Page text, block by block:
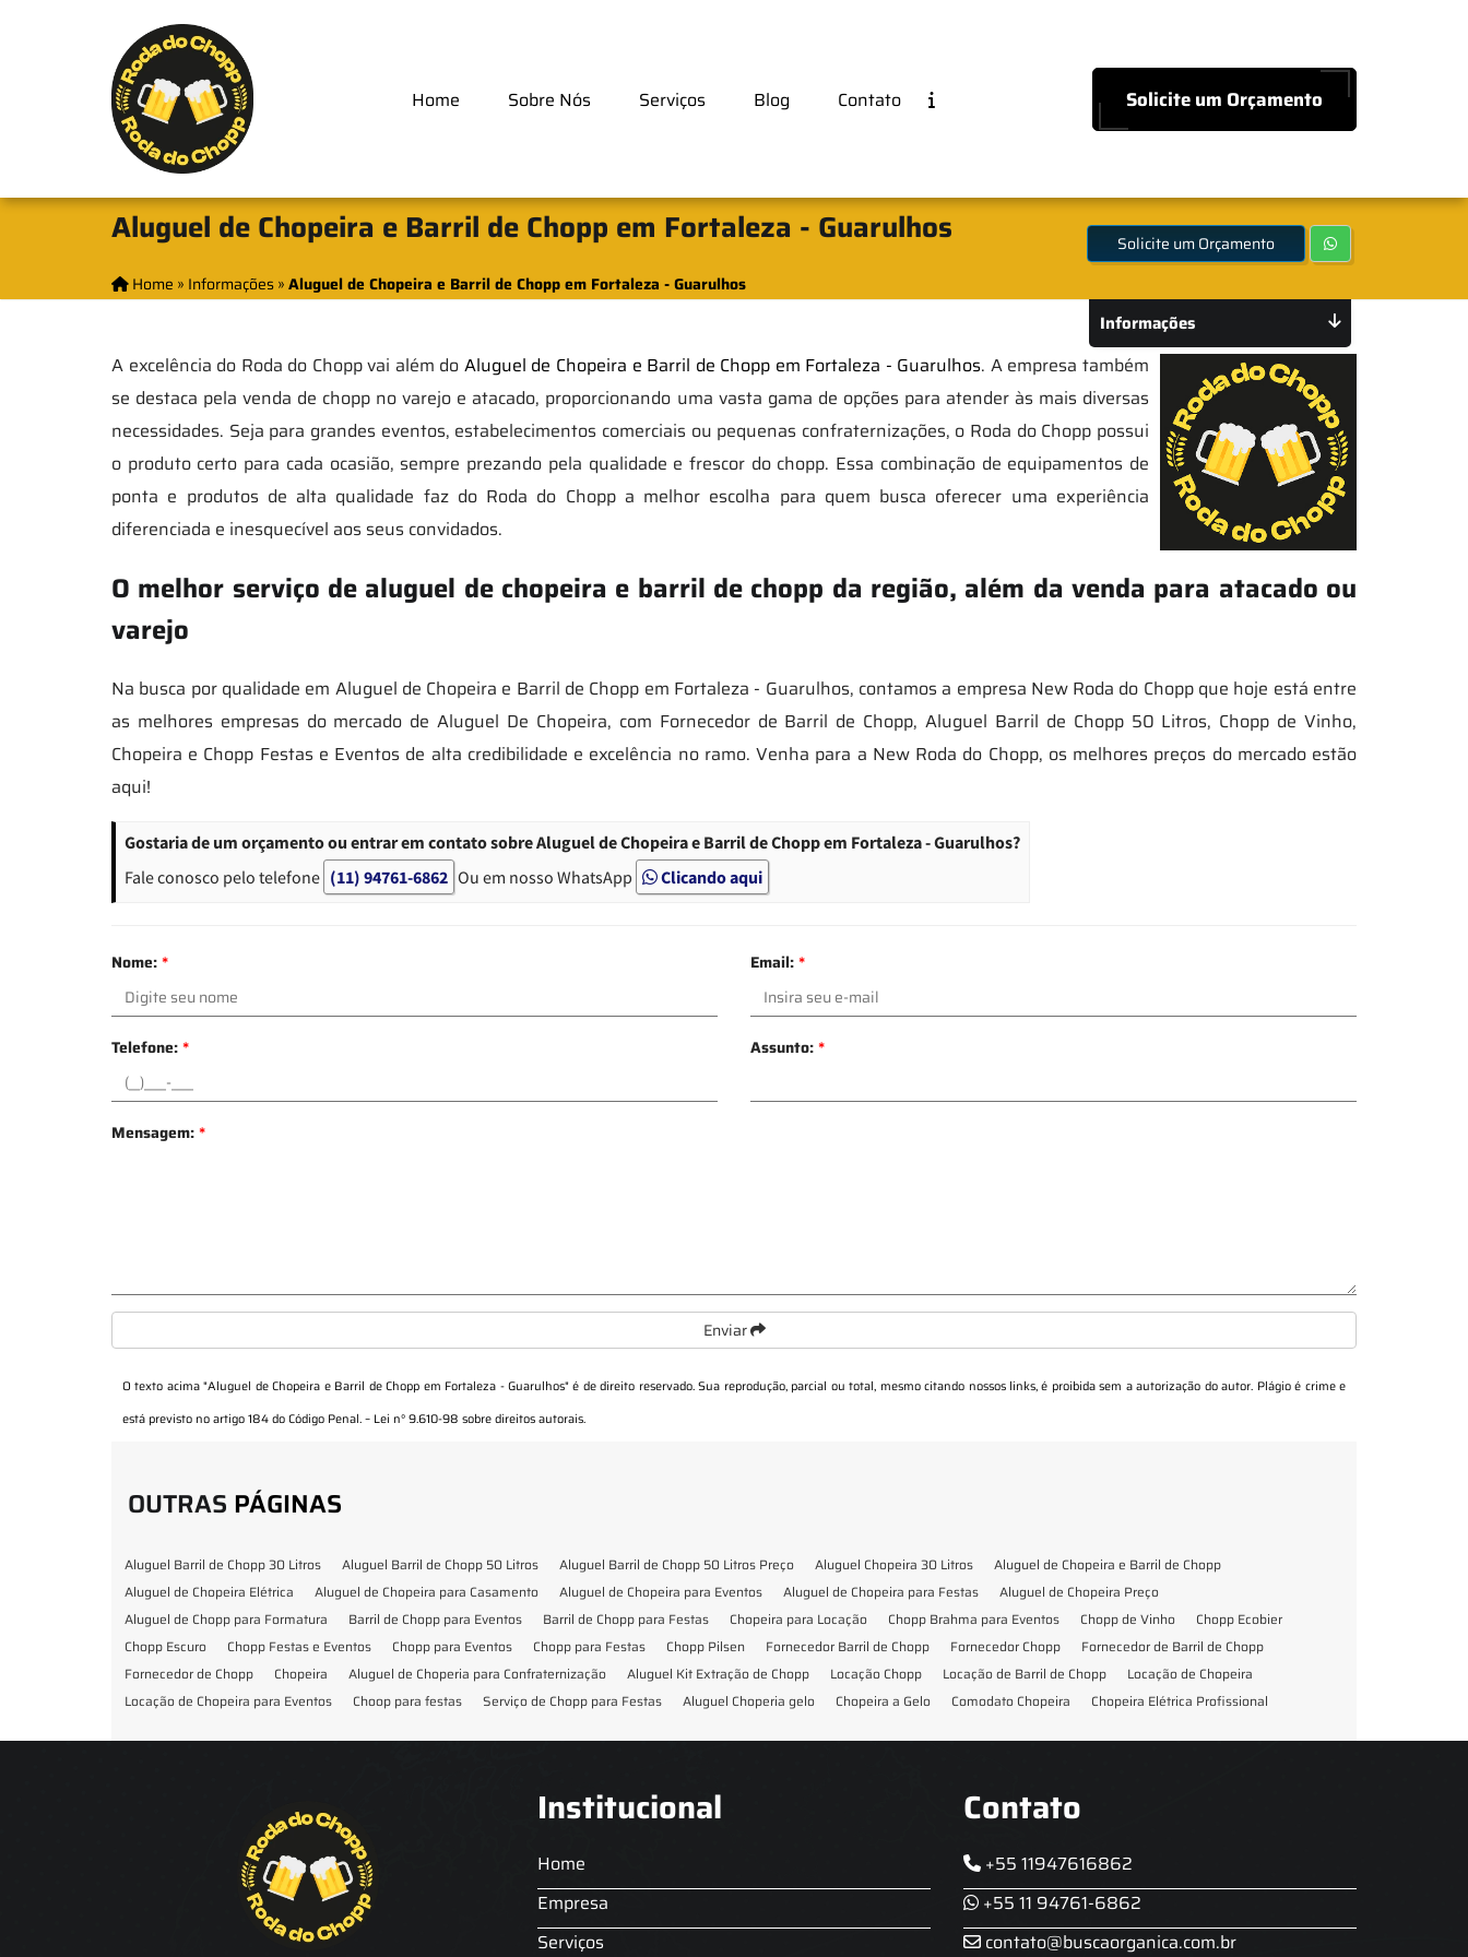
Home Sobre Nós Serviços Blog Contato Solicite um Orçamento
Aluguel de Chopeira e Barril de Chopp em Fortaleza - Guarulhos
Home » Informações»Aluguel de Chopeira e Barril de Chopp em Fortaleza - Guarulhos
Solicite um Orçamento
A excelência do Roda do Chopp vai além do Aluguel de Chopeira e Barril de Chopp em Fortaleza - Guarulhos. A empresa também
se destaca pela venda de chopp no varejo e atacado, proporcionando uma vasta gama de opções para atender às mais diversas
necessidades. Seja para grandes eventos, estabelecimentos comerciais ou pequenas confraternizações, o Roda do Chopp possui
o produto certo para cada ocasião, sempre prezando pela qualidade e frescor do chopp. Essa combinação de equipamentos de
ponta e produtos de alta qualidade faz do Roda do Chopp a melhor escolha para quem busca oferecer uma experiência
diferenciada e inesquecível aos seus convidados.
O melhor serviço de aluguel de chopeira e barril de chopp da região, além da venda para atacado ou
varejo
Na busca por qualidade em Aluguel de Chopeira e Barril de Chopp em Fortaleza - Guarulhos, contamos a empresa New Roda do Chopp que hoje está entre
as melhores empresas do mercado de Aluguel De Chopeira, com Fornecedor de Barril de Chopp, Aluguel Barril de Chopp 50 Litros, Chopp de Vinho,
Chopeira e Chopp Festas e Eventos de alta credibilidade e excelência no ramo. Venha para a New Roda do Chopp, os melhores preços do mercado estão
aqui!
Gostaria de um orçamento ou entrar em contato sobre Aluguel de Chopeira e Barril de Chopp em Fortaleza - Guarulhos?
Fale conosco pelo telefone (11) 94761-6862 Ou em nosso WhatsApp Clicando aqui
Nome:* Email:*
Telefone:* Assunto:*
Mensagem:*
Enviar
O texto acima "Aluguel de Chopeira e Barril de Chopp em Fortaleza - Guarulhos" é de direito reservado. Sua reprodução, parcial ou total, mesmo citando nossos links, é proibida sem a autorização do autor. Plágio é crime e
está previsto no artigo 184 do Código Penal. – Lei n° 9.610-98 sobre direitos autorais.
Informações
OUTRAS PÁGINAS
Aluguel Barril de Chopp 30 Litros Aluguel Barril de Chopp 50 Litros Aluguel Barril de Chopp 50 Litros Preço Aluguel Chopeira 30 Litros
Aluguel de Chopeira e Barril de Chopp
Aluguel de Chopeira Elétrica
Aluguel de Chopeira para Casamento Aluguel de Chopeira para Eventos Aluguel de Chopeira para Festas
Aluguel de Chopeira Preço
Aluguel de Chopp para Formatura
Barril de Chopp para Eventos Barril de Chopp para Festas Chopeira para Locação Chopp Brahma para Eventos Chopp de Vinho
Chopp Ecobier
Chopp Escuro
Chopp Festas e Eventos Chopp para Eventos Chopp para Festas Chopp Pilsen Fornecedor Barril de Chopp Fornecedor Chopp
Fornecedor de Barril de Chopp
Fornecedor de Chopp
Chopeira Aluguel de Choperia para Confraternização Aluguel Kit Extração de Chopp Locação Chopp Locação de Barril de Chopp
Locação de Chopeira
Locação de Chopeira para Eventos
Choop para festas Serviço de Chopp para Festas Aluguel Choperia gelo Chopeira a Gelo Comodato Chopeira
Chopeira Elétrica Profissional
Institucional
Home
Empresa
Serviços
Contato
+55 11947616862
+55 11 94761-6862
contato@buscaorganica.com.br